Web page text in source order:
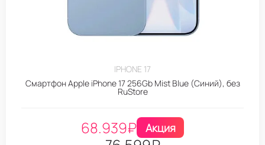
IPHONE 17
Смартфон Apple iPhone 17 256Gb Mist Blue (Синий), без
RuStore
68.939₽ Акция